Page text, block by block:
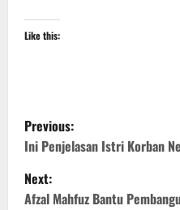
Like this:
P
o
s
Previous:
Ini Penjelasan Istri Korban
Next:
Afzal Mahfuz Bantu